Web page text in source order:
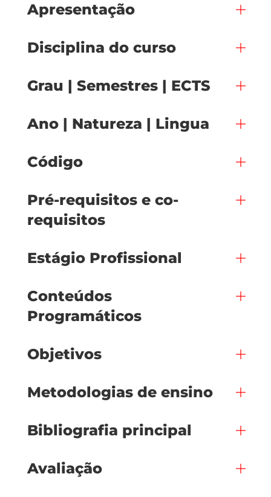
Apresentação
Disciplina do curso
Grau | Semestres | ECTS
Ano | Natureza | Lingua
Código
Pré-requisitos e co-
requisitos
Estágio Profissional
Conteúdos
Programáticos
Objetivos
Metodologias de ensino
Bibliografia principal
Avaliação